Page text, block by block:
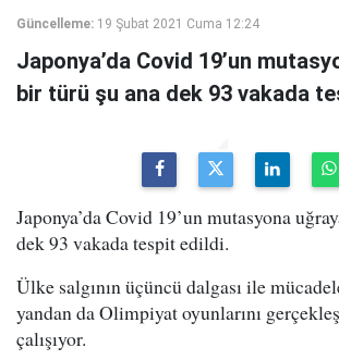
Güncelleme: 19 Şubat 2021 Cuma 12:24
Japonya’da Covid 19’un
bir türü şu ana dek 93 vakada
Japonya’da Covid 19’un mutasyona
dek 93 vakada tespit edildi.
Ülke salgının üçüncü dalgası ile
yandan da Olimpiyat oyunlarını
çalışıyor.